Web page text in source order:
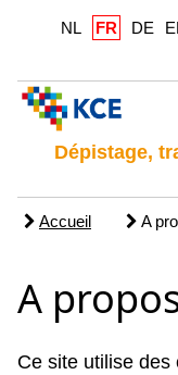
NL FR DE
Dépistage,
Accueil A
A
Ce site utilise